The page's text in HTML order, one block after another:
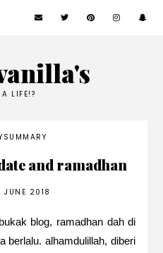
LIFE!?
and ramadhan
JUNE 2018
blog, ramadhan dah di
berlalu. alhamdulillah, diberi